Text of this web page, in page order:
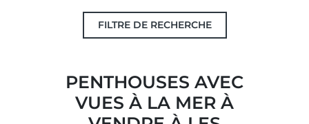
FILTRE DE RECHERCHE
PENTHOUSES AVEC
VUES À LA MER À